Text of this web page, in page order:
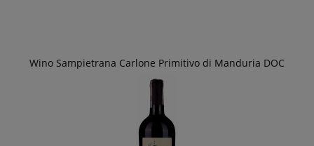
Wino Sampietrana Carlone Primitivo di Manduria DOC